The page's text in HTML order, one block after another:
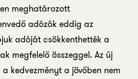
meghatározott
adózók eddig az
adóját csökkenthették a
megfelelő összeggel. Az új
kedvezményt a jövőben nem